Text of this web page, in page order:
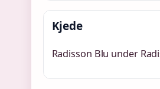
Kjede
Radisson Blu under